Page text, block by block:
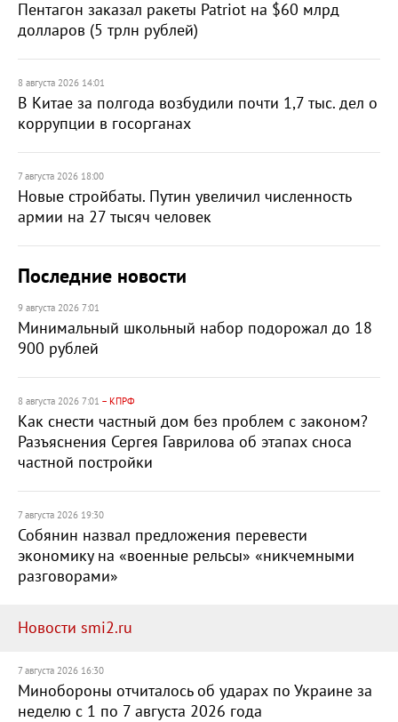
Пентагон заказал ракеты Patriot на $60 млрд
долларов (5 трлн рублей)
8 августа 2026 14:01
В Китае за полгода возбудили почти 1,7 тыс. дел о
коррупции в госорганах
7 августа 2026 18:00
Новые стройбаты. Путин увеличил численность
армии на 27 тысяч человек
Последние новости
9 августа 2026 7:01
Минимальный школьный набор подорожал до 18
900 рублей
8 августа 2026 7:01 – КПРФ
Как снести частный дом без проблем с законом?
Разъяснения Сергея Гаврилова об этапах сноса
частной постройки
7 августа 2026 19:30
Собянин назвал предложения перевести
экономику на «военные рельсы» «никчемными
разговорами»
Новости smi2.ru
7 августа 2026 16:30
Минобороны отчиталось об ударах по Украине за
неделю с 1 по 7 августа 2026 года